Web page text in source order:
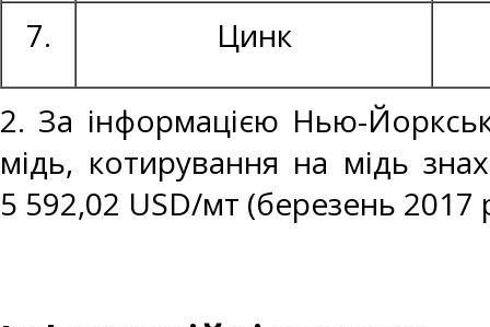
7. Цинк
2. За інформацією Нью-
мідь, котирування на мідь
5 592,02 USD/мт (березень 2017